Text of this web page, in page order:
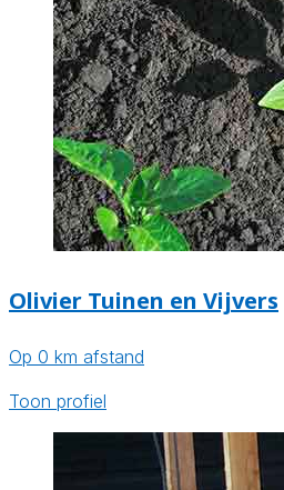
Olivier Tuinen en Vijvers
Op 0 km afstand
Toon profiel